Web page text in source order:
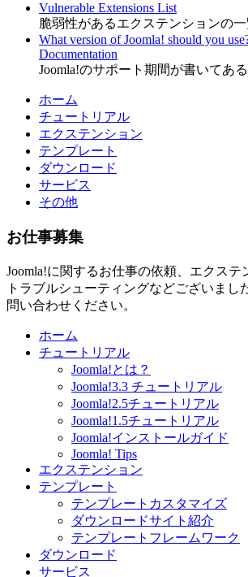
Vulnerable Extensions List
脆弱性があるエクステンションの一
What version of Joomla! should you
Documentation
Joomla!のサポート期間が書いてある
ホーム
チュートリアル
エクステンション
テンプレート
ダウンロード
サービス
その他
お仕事募集
Joomla!に関するお仕事の依頼、エクステ
トラブルシューティングなどございまし
問い合わせください。
ホーム
チュートリアル
Joomla!とは？
Joomla!3.3 チュートリアル
Joomla!2.5チュートリアル
Joomla!1.5チュートリアル
Joomla!インストールガイド
Joomla! Tips
エクステンション
テンプレート
テンプレートカスタマイズ
ダウンロードサイト紹介
テンプレートフレームワーク
ダウンロード
サービス